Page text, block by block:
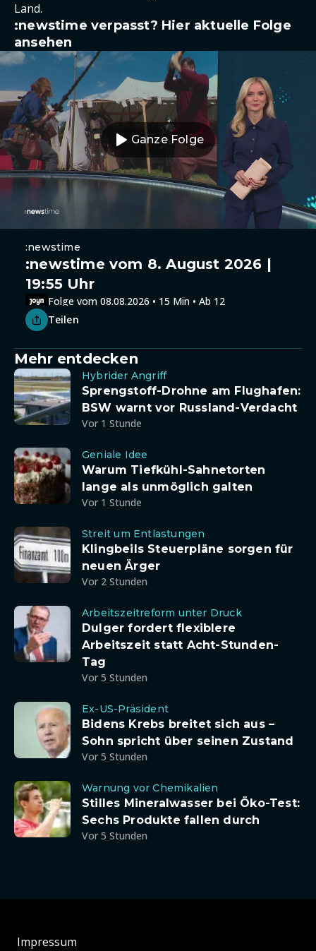
Land.
:newstime verpasst? Hier aktuelle Folge
ansehen
Ganze Folge
:newstime
:newstime vom 8. August 2026 |
19:55 Uhr
Folge vom 08.08.2026 • 15 Min • Ab 12
Teilen
Mehr entdecken
Hybrider Angriff
Sprengstoff-Drohne am Flughafen:
BSW warnt vor Russland-Verdacht
Vor 1 Stunde
Geniale Idee
Warum Tiefkühl-Sahnetorten
lange als unmöglich galten
Vor 1 Stunde
Streit um Entlastungen
Klingbeils Steuerpläne sorgen für
neuen Ärger
Vor 2 Stunden
Arbeitszeitreform unter Druck
Dulger fordert flexiblere
Arbeitszeit statt Acht-Stunden-
Tag
Vor 5 Stunden
Ex-US-Präsident
Bidens Krebs breitet sich aus –
Sohn spricht über seinen Zustand
Vor 5 Stunden
Warnung vor Chemikalien
Stilles Mineralwasser bei Öko-Test:
Sechs Produkte fallen durch
Vor 5 Stunden
Impressum